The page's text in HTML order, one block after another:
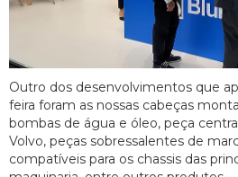
Outro dos desenvolvimentos que
feira foram as nossas cabeças
bombas de água e óleo, peça
Volvo, peças sobressalentes de
compatíveis para os chassis das